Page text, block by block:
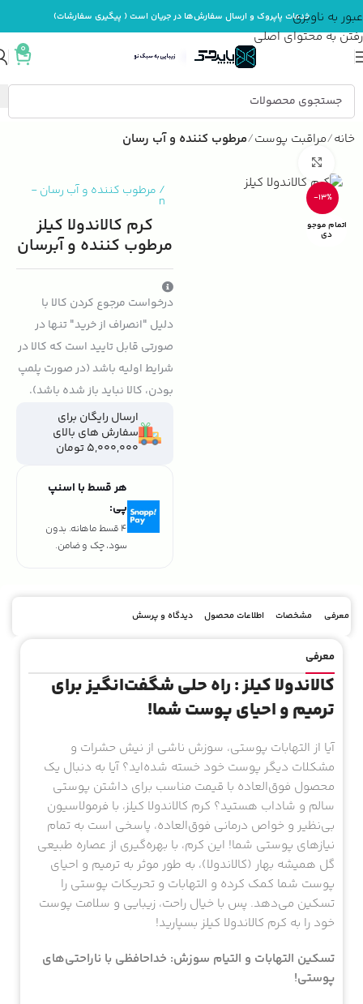
عبور به ناوبری
رفتن به محتوای اصلی
خدمات پاپروک و ارسال سفارش‌ها در جریان است ( پیگیری سفارشات)
0
خانه مراقبت پوست مرطوب کننده و آب رسان
-13%
اتمام موجو
دی
/ مرطوب کننده و آب رسان-
n
کرم کالاندولا کیلز
مرطوب کننده و آبرسان
درخواست مرجوع کردن کالا با
دلیل "انصراف از خرید" تنها در
صورتی قابل تایید است که کالا در
شرایط اولیه باشد (در صورت پلمپ
بودن، کالا نباید باز شده باشد).
ارسال رایگان برای
سفارش های بالای
5,000,000 تومان
هر قسط با اسنپ
پی:
4 قسط ماهانه. بدون
سود، چک و ضامن.
معرفی مشخصات اطلاعات محصول دیدگاه و پرسش
معرفی
کالاندولا کیلز: راه حلی شگفت‌انگیز برای
ترمیم و احیای پوست شما!
آیا از التهابات پوستی، سوزش ناشی از نیش حشرات و
مشکلات دیگر پوست خود خسته شده‌اید؟ آیا به دنبال یک
محصول فوق‌العاده با قیمت مناسب برای داشتن پوستی
سالم و شاداب هستید؟ کرم کالاندولا کیلز، با فرمولاسیون
بی‌نظیر و خواص درمانی فوق‌العاده، پاسخی است به تمام
نیازهای پوستی شما! این کرم، با بهره‌گیری از عصاره طبیعی
گل همیشه بهار (کالاندولا)، به طور موثر به ترمیم و احیای
پوست شما کمک کرده و التهابات و تحریکات پوستی را
تسکین می‌دهد. پس با خیال راحت، زیبایی و سلامت پوست
خود را به کرم کالاندولا کیلز بسپارید!
تسکین التهابات و التیام سوزش: خداحافظی با ناراحتی‌های
پوستی!